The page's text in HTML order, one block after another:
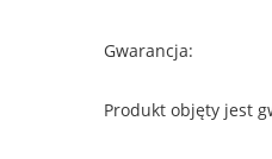
Gwarancja:
Produkt objęty jest